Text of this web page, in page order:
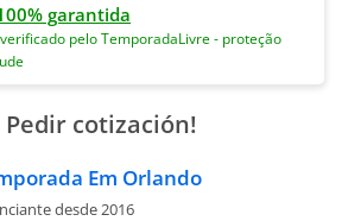
garantida
pelo TemporadaLivre - proteção
Pedir cotización!
Em Orlando
desde 2016